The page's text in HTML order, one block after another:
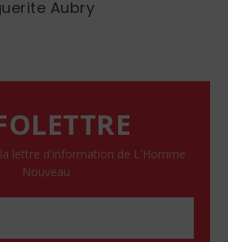
Aubry
la lettre d'information de L'Homme
Nouveau